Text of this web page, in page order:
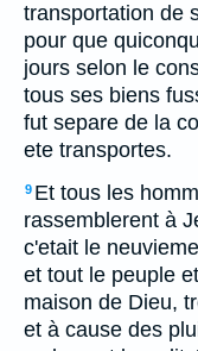
transportation de
pour que
jours selon le
tous ses biens
fut separe de la
ete transportes.
9 Et tous les
rassemblerent à
c'etait le
et tout le peuple
maison de Dieu,
et à cause des